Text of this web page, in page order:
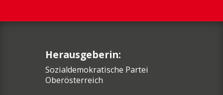
Herausgeberin:
Sozialdemokratische Partei
Oberösterreich